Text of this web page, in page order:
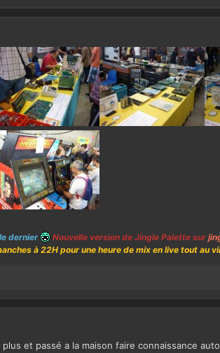
dernier Nouvelle version de Jingle Palette sur
à 22H pour une heure de mix en live tout au
et passé a la maison faire connaissance